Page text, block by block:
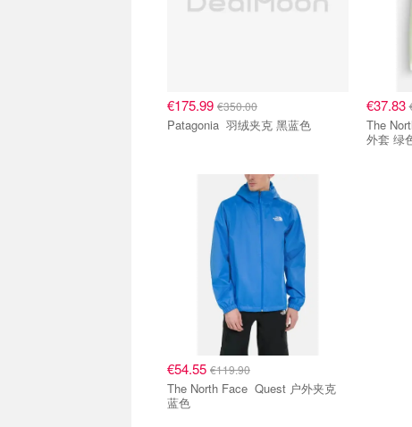
€175.99 €350.00
Patagonia 羽绒夹克 黑蓝色
€37.83
The North Face
外套 绿
€54.55 €119.90
The North Face Quest 户外夹克
蓝色